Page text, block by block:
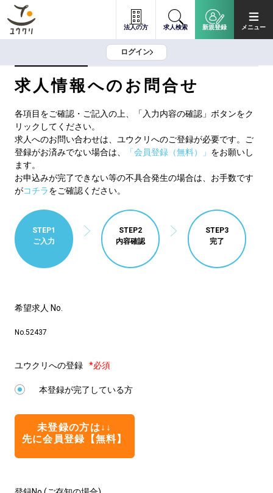
法人の方 求人検索 新規登録 メニュー
ログイン
求人情報へのお問合せ
各項目をご確認・ご記入の上、「入力内容の確認」ボタンをク
リックしてください。
求人へのお問い合わせは、ユウクリへのご登録が必要です。ご
登録がお済みでない場合は、
「会員登録（無料）」 をお願いし
ます。
お申込みが完了できない等の不具合発生の場合は、お手数です
がコチラをご確認ください。
STEP1
ご入力
STEP2
内容確認
STEP3
完了
希望求人 No.
No.52437
ユウクリへの登録 *必須
本登録が完了している方
未登録の方は↓↓
先に会員登録【無料】